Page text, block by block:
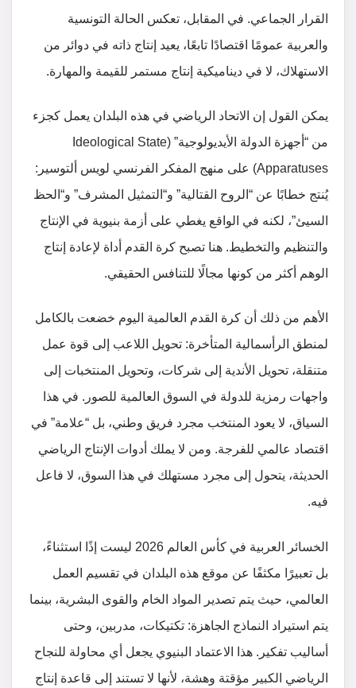
القرار الجماعي. في المقابل، تعكس الحالة التونسية
والعربية عمومًا اقتصادًا تابعًا، يعيد إنتاج ذاته في دوائر من
الاستهلاك، لا في ديناميكية إنتاج مستمر للقيمة والمهارة.
يمكن القول إن الاتحاد الرياضي في هذه البلدان يعمل كجزء
من “أجهزة الدولة الأيديولوجية” (Ideological State
Apparatuses) على منهج المفكر الفرنسي لويس ألتوسير:
يُنتج خطابًا عن “الروح القتالية” و“التمثيل المشرف” و“الحظ
السيئ”، لكنه في الواقع يغطي على أزمة بنيوية في الإنتاج
والتنظيم والتخطيط. هنا تصبح كرة القدم أداة لإعادة إنتاج
الوهم أكثر من كونها مجالًا للتنافس الحقيقي.
الأهم من ذلك أن كرة القدم العالمية اليوم خضعت بالكامل
لمنطق الرأسمالية المتأخرة: تحويل اللاعب إلى قوة عمل
متنقلة، تحويل الأندية إلى شركات، وتحويل المنتخبات إلى
واجهات رمزية للدولة في السوق العالمية للصور. في هذا
السياق، لا يعود المنتخب مجرد فريق وطني، بل “علامة” في
اقتصاد عالمي للفرجة. ومن لا يملك أدوات الإنتاج الرياضي
الحديثة، يتحول إلى مجرد مستهلك في هذا السوق، لا فاعل
فيه.
الخسائر العربية في كأس العالم 2026 ليست إذًا استثناءً،
بل تعبيرًا مكثفًا عن موقع هذه البلدان في تقسيم العمل
العالمي، حيث يتم تصدير المواد الخام والقوى البشرية، بينما
يتم استيراد النماذج الجاهزة: تكتيكات، مدربين، وحتى
أساليب تفكير. هذا الاعتماد البنيوي يجعل أي محاولة للنجاح
الرياضي الكبير مؤقتة وهشة، لأنها لا تستند إلى قاعدة إنتاج